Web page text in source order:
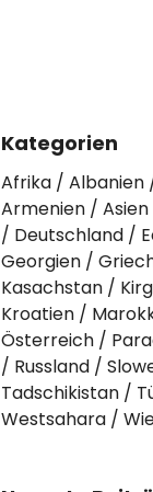
Kategorien
Afrika Albanien
Armenien
Asien
Deutschland
Georgien
Kasachstan
Kroatien
Österreich
Russland
Tadschikistan
Westsahara